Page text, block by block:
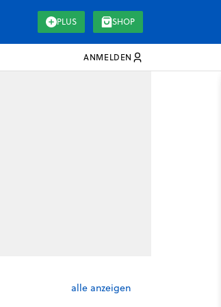
PLUS SHOP
ANMELDEN
alle anzeigen